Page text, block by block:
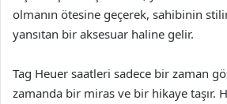
olmanın ötesine geçerek, sahibinin
yansıtan bir aksesuar haline gelir.
Tag Heuer saatleri sadece bir zaman
zamanda bir miras ve bir hikaye taşır.